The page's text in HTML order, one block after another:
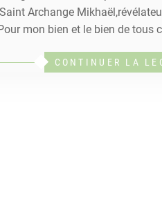
Archange
mon bien et le bien de
CONTINUER LA